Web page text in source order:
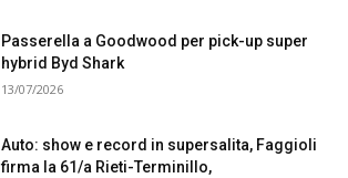
Passerella a Goodwood per pick-up super
hybrid Byd Shark
13/07/2026
Auto: show e record in supersalita, Faggioli
firma la 61/a Rieti-Terminillo,